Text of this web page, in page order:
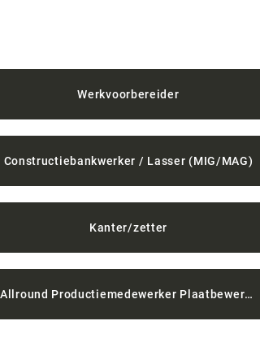
Werkvoorbereider
Constructiebankwerker / Lasser (MIG/MAG)
Kanter/zetter
Allround Productiemedewerker Plaatbewerking